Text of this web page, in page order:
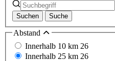
Suchen Suche
Abstand
Innerhalb 10 km 26
Innerhalb 25 km 26